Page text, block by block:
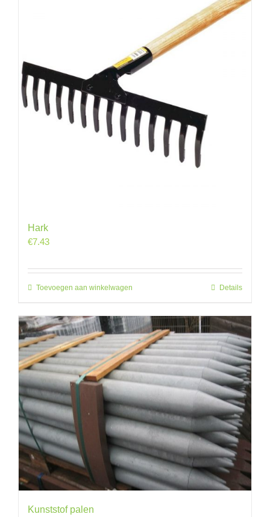
Hark
€7.43
Toevoegen aan winkelwagen Details
Kunststof palen